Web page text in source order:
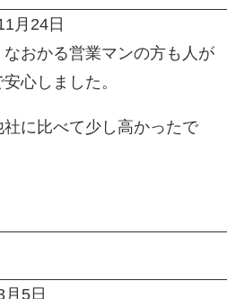
月24日
おかる営業マンの方も人が
心しました。
に比べて少し高かったで
5日